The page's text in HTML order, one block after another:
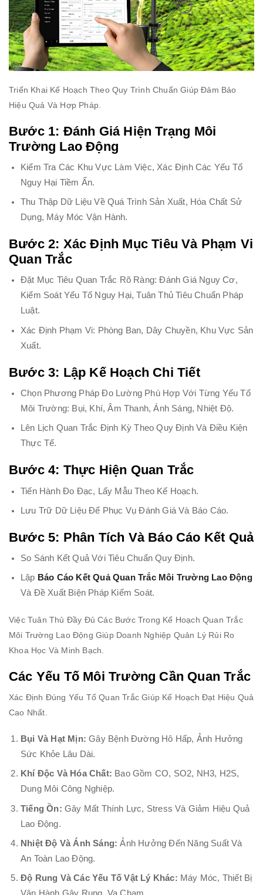
Triển Khai Kế Hoạch Theo Quy Trình Chuẩn Giúp Đảm Bảo
Hiệu Quả Và Hợp Pháp.
Bước 1: Đánh Giá Hiện Trạng Môi
Trường Lao Động
Kiểm Tra Các Khu Vực Làm Việc, Xác Định Các Yếu Tố
Nguy Hại Tiềm Ẩn.
Thu Thập Dữ Liệu Về Quá Trình Sản Xuất, Hóa Chất Sử
Dụng, Máy Móc Vận Hành.
Bước 2: Xác Định Mục Tiêu Và Phạm Vi
Quan Trắc
Đặt Mục Tiêu Quan Trắc Rõ Ràng: Đánh Giá Nguy Cơ,
Kiểm Soát Yếu Tố Nguy Hại, Tuân Thủ Tiêu Chuẩn Pháp
Luật.
Xác Định Phạm Vi: Phòng Ban, Dây Chuyền, Khu Vực Sản
Xuất.
Bước 3: Lập Kế Hoạch Chi Tiết
Chọn Phương Pháp Đo Lường Phù Hợp Với Từng Yếu Tố
Môi Trường: Bụi, Khí, Âm Thanh, Ánh Sáng, Nhiệt Độ.
Lên Lịch Quan Trắc Định Kỳ Theo Quy Định Và Điều Kiện
Thực Tế.
Bước 4: Thực Hiện Quan Trắc
Tiến Hành Đo Đạc, Lấy Mẫu Theo Kế Hoạch.
Lưu Trữ Dữ Liệu Để Phục Vụ Đánh Giá Và Báo Cáo.
Bước 5: Phân Tích Và Báo Cáo Kết Quả
So Sánh Kết Quả Với Tiêu Chuẩn Quy Định.
Lập Báo Cáo Kết Quả Quan Trắc Môi Trường Lao Động
Và Đề Xuất Biện Pháp Kiểm Soát.
Việc Tuân Thủ Đầy Đủ Các Bước Trong Kế Hoạch Quan Trắc
Môi Trường Lao Động Giúp Doanh Nghiệp Quản Lý Rủi Ro
Khoa Học Và Minh Bạch.
Các Yếu Tố Môi Trường Cần Quan Trắc
Xác Định Đúng Yếu Tố Quan Trắc Giúp Kế Hoạch Đạt Hiệu Quả
Cao Nhất.
Bụi Và Hạt Mịn: Gây Bệnh Đường Hô Hấp, Ảnh Hưởng
Sức Khỏe Lâu Dài.
Khí Độc Và Hóa Chất: Bao Gồm CO, SO2, NH3, H2S,
Dung Môi Công Nghiệp.
Tiếng Ồn: Gây Mất Thính Lực, Stress Và Giảm Hiệu Quả
Lao Động.
Nhiệt Độ Và Ánh Sáng: Ảnh Hưởng Đến Năng Suất Và
An Toàn Lao Động.
Độ Rung Và Các Yếu Tố Vật Lý Khác: Máy Móc, Thiết Bị